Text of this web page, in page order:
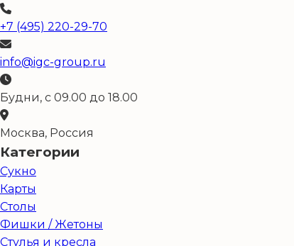
+7 (495) 220-29-70
info@igc-group.ru
Будни, с 09.00 до 18.00
Москва, Россия
Категории
Сукно
Карты
Столы
Фишки / Жетоны
Стулья и кресла